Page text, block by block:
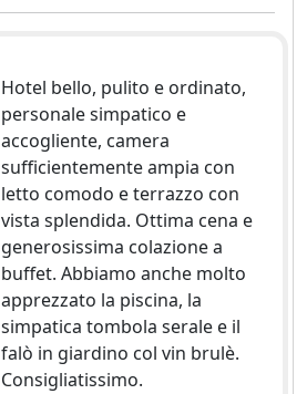
Hotel bello, pulito e ordinato,
personale simpatico e
accogliente, camera
sufficientemente ampia con
letto comodo e terrazzo con
vista splendida. Ottima cena e
generosissima colazione a
buffet. Abbiamo anche molto
apprezzato la piscina, la
simpatica tombola serale e il
falò in giardino col vin brulè.
Consigliatissimo.